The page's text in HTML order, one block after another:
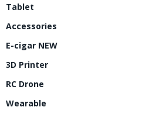
Tablet
Accessories
E-cigar NEW
3D Printer
RC Drone
Wearable